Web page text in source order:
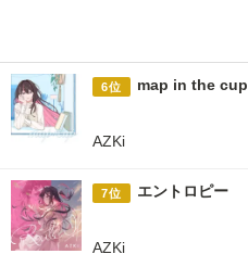
6位 map in the cup
AZKi
7位 エントロピー
AZKi